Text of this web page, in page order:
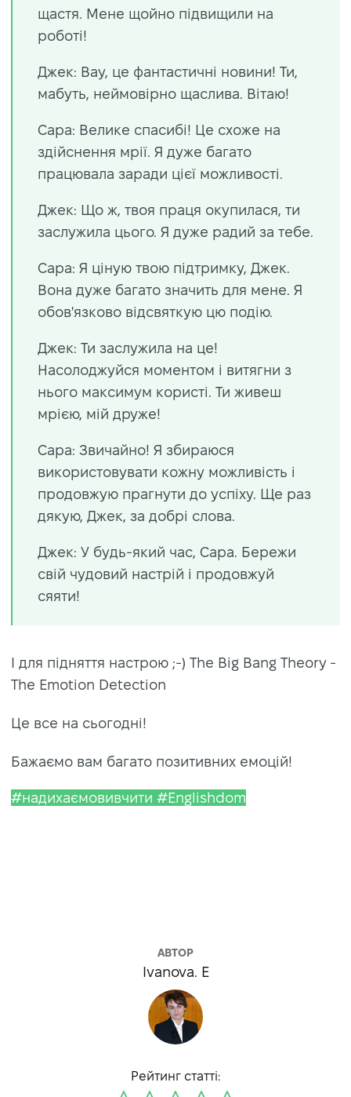
щастя. Мене щойно підвищили на
роботі!
Джек: Вау, це фантастичні новини! Ти,
мабуть, неймовірно щаслива. Вітаю!
Сара: Велике спасибі! Це схоже на
здійснення мрії. Я дуже багато
працювала заради цієї можливості.
Джек: Що ж, твоя праця окупилася, ти
заслужила цього. Я дуже радий за тебе.
Сара: Я ціную твою підтримку, Джек.
Вона дуже багато значить для мене. Я
обов'язково відсвяткую цю подію.
Джек: Ти заслужила на це!
Насолоджуйся моментом і витягни з
нього максимум користі. Ти живеш
мрією, мій друже!
Сара: Звичайно! Я збираюся
використовувати кожну можливість і
продовжую прагнути до успіху. Ще раз
дякую, Джек, за добрі слова.
Джек: У будь-який час, Сара. Бережи
свій чудовий настрій і продовжуй
сяяти!
І для підняття настрою ;-) The Big Bang Theory -
The Emotion Detection
Це все на сьогодні!
Бажаємо вам багато позитивних емоцій!
#надихаємовивчити #Englishdom
АВТОР
Ivanova. E
Рейтинг статті: